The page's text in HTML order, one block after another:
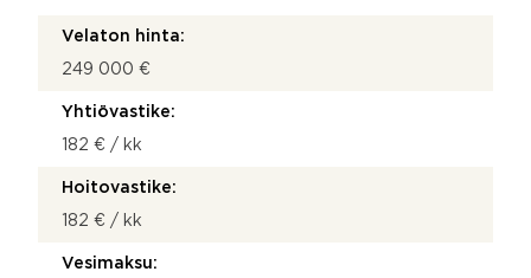
Velaton hinta:
249 000 €
Yhtiövastike:
182 € / kk
Hoitovastike:
182 € / kk
Vesimaksu: